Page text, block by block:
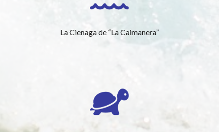
La Cienaga de “La Caimanera”